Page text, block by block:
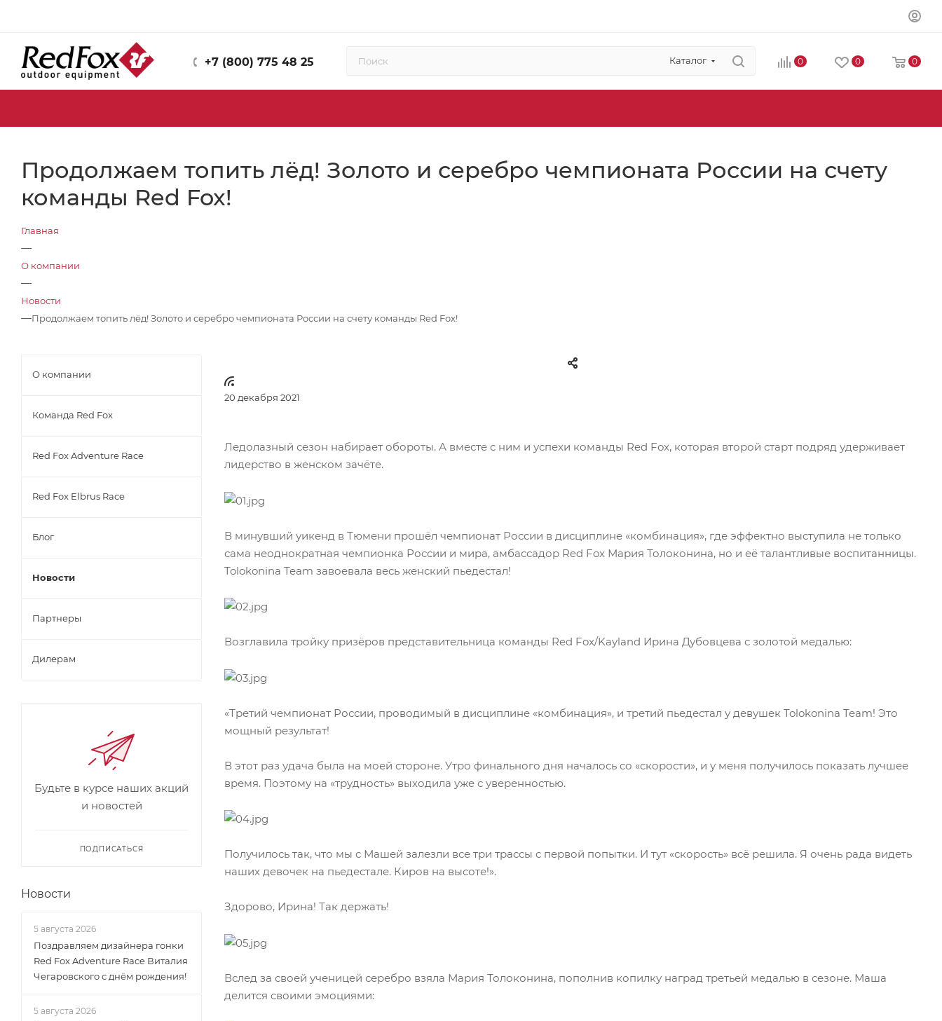
+7 (800) 775 48 25 Каталог 0 0 0
Продолжаем топить лёд! Золото и серебро чемпионата России на счету
команды Red Fox!
Главная
—
О компании
—
Новости
—Продолжаем топить лёд! Золото и серебро чемпионата России на счету команды Red Fox!
20 декабря 2021
Ледолазный сезон набирает обороты. А вместе с ним и успехи команды Red Fox, которая второй старт подряд удерживает
лидерство в женском зачёте.
В минувший уикенд в Тюмени прошёл чемпионат России в дисциплине «комбинация», где эффектно выступила не только
сама неоднократная чемпионка России и мира, амбассадор Red Fox Мария Толоконина, но и её талантливые воспитанницы.
Tolokonina Team завоевала весь женский пьедестал!
Возглавила тройку призёров представительница команды Red Fox/Kayland Ирина Дубовцева с золотой медалью:
«Третий чемпионат России, проводимый в дисциплине «комбинация», и третий пьедестал у девушек Tolokonina Team! Это
мощный результат!
В этот раз удача была на моей стороне. Утро финального дня началось со «скорости», и у меня получилось показать лучшее
время. Поэтому на «трудность» выходила уже с уверенностью.
Получилось так, что мы с Машей залезли все три трассы с первой попытки. И тут «скорость» всё решила. Я очень рада видеть
наших девочек на пьедестале. Киров на высоте!».
Здорово, Ирина! Так держать!
Вслед за своей ученицей серебро взяла Мария Толоконина, пополнив копилку наград третьей медалью в сезоне. Маша
делится своими эмоциями:
О компании
Команда Red Fox
Red Fox Adventure Race
Red Fox Elbrus Race
Блог
Новости
Партнеры
Дилерам
Будьте в курсе наших акций
и новостей
ПОДПИСАТЬСЯ
Новости
5 августа 2026
Поздравляем дизайнера гонки
Red Fox Adventure Race Виталия
Чегаровского с днём рождения!
5 августа 2026